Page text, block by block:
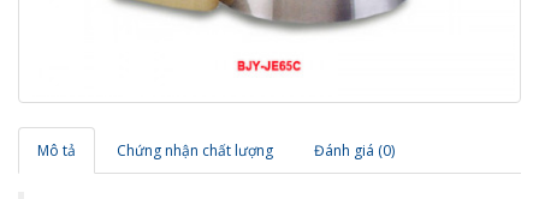
Mô tả Chứng nhận chất lượng Đánh giá (0)